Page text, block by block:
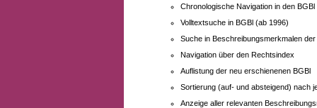
Chronologische Navigation in den BGBl
Volltextsuche in BGBl (ab 1996)
Suche in Beschreibungsmerkmalen
Navigation über den Rechtsindex
Auflistung der neu erschienenen BGBl
Sortierung (auf- und absteigend) nach
Anzeige aller relevanten